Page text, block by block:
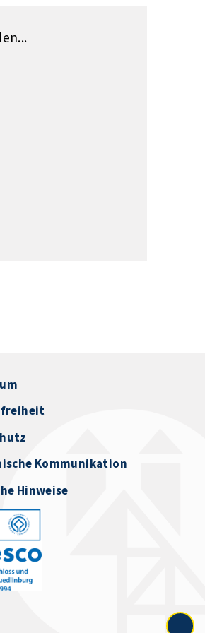
Kommunikation
Hinweise